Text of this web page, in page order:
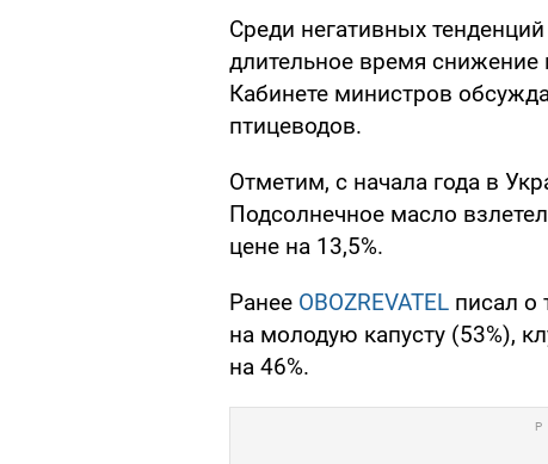
Среди негативных
длительное время снижение
Кабинете министров
птицеводов.
Отметим, с начала года в
Подсолнечное масло
цене на 13,5%.
Ранее OBOZREVATEL писал о
на молодую капусту (53%),
на 46%.